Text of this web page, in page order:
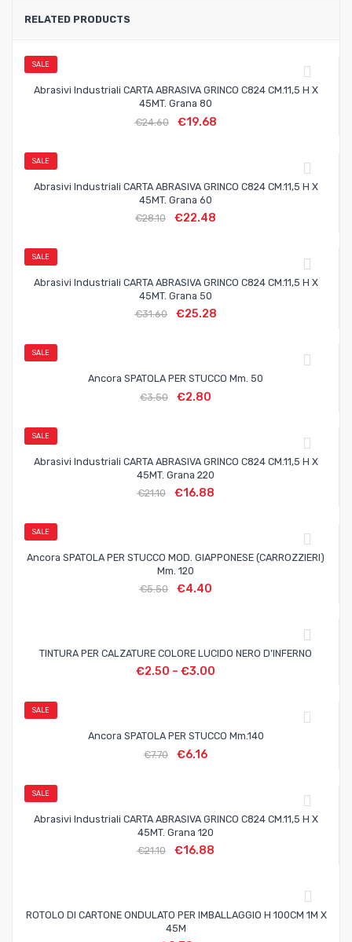
RELATED PRODUCTS
SALE
Abrasivi Industriali CARTA ABRASIVA GRINCO C824 CM.11,5 H X
45MT. Grana 80
€24.60 €19.68
SALE
Abrasivi Industriali CARTA ABRASIVA GRINCO C824 CM.11,5 H X
45MT. Grana 60
€28.10 €22.48
SALE
Abrasivi Industriali CARTA ABRASIVA GRINCO C824 CM.11,5 H X
45MT. Grana 50
€31.60 €25.28
SALE
Ancora SPATOLA PER STUCCO Mm. 50
€3.50 €2.80
SALE
Abrasivi Industriali CARTA ABRASIVA GRINCO C824 CM.11,5 H X
45MT. Grana 220
€21.10 €16.88
SALE
Ancora SPATOLA PER STUCCO MOD. GIAPPONESE (CARROZZIERI)
Mm. 120
€5.50 €4.40
TINTURA PER CALZATURE COLORE LUCIDO NERO D’INFERNO
€2.50 – €3.00
SALE
Ancora SPATOLA PER STUCCO Mm.140
€7.70 €6.16
SALE
Abrasivi Industriali CARTA ABRASIVA GRINCO C824 CM.11,5 H X
45MT. Grana 120
€21.10 €16.88
ROTOLO DI CARTONE ONDULATO PER IMBALLAGGIO H 100CM 1M X
45M